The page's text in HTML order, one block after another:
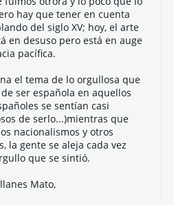
hay que tener en cuenta
del siglo XV; hoy, el arte
en desuso pero está en auge
pacífica.
el tema de lo orgullosa que
ser española en aquellos
se sentían casi
de serlo...)mientras que
nacionalismos y otros
la gente se aleja cada vez
que se sintió.
Mato,